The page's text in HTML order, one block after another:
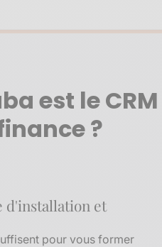
est le CRM
?
d'installation et
pour vous former